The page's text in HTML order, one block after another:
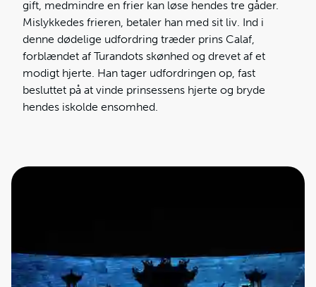
gift, medmindre en frier kan løse hendes tre gåder.
Mislykkedes frieren, betaler han med sit liv. Ind i
denne dødelige udfordring træder prins Calaf,
forblændet af Turandots skønhed og drevet af et
modigt hjerte. Han tager udfordringen op, fast
besluttet på at vinde prinsessens hjerte og bryde
hendes iskolde ensomhed.